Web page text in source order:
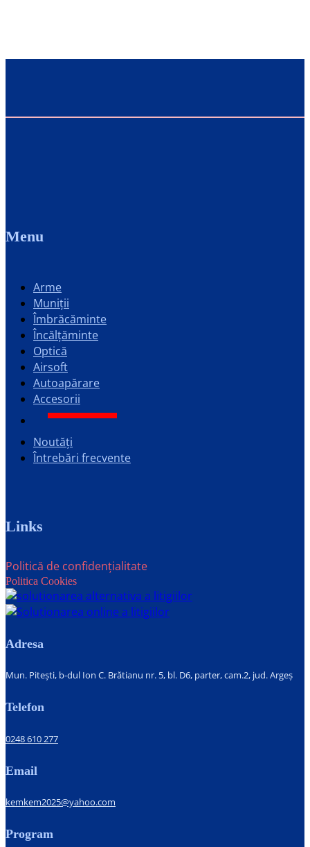
Menu
Arme
Muniții
Îmbrăcăminte
Încălțăminte
Optică
Airsoft
Autoapărare
Accesorii
Noutăți
Întrebări frecvente
Links
Politică de confidențialitate
Politica Cookies
Adresa
Mun. Pitești, b-dul Ion C. Brătianu nr. 5, bl. D6, parter, cam.2, jud. Argeș
Telefon
0248 610 277
Email
kemkem2025@yahoo.com
Program